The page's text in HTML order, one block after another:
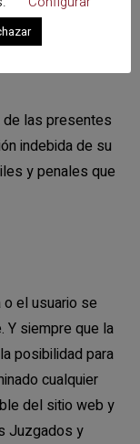
de las presentes
indebida de su
y penales que
o el usuario se
Y siempre que la
posibilidad para
cualquier
del sitio web y
Juzgados y